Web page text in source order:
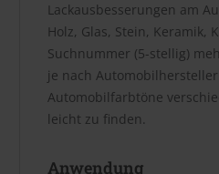
Lackausbesserungen am
Holz, Glas, Stein,
Suchnummer (5-stellig)
je nach
Automobilfarbtöne
leicht zu finden.
Anwendung